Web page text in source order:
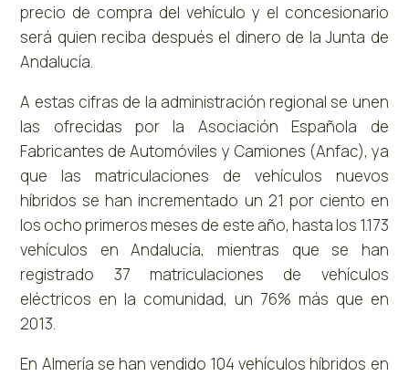
precio de compra del vehículo y el concesionario
será quien reciba después el dinero de la Junta de
Andalucía.
A estas cifras de la administración regional se unen
las ofrecidas por la Asociación Española de
Fabricantes de Automóviles y Camiones (Anfac), ya
que las matriculaciones de vehículos nuevos
híbridos se han incrementado un 21 por ciento en
los ocho primeros meses de este año, hasta los 1.173
vehículos en Andalucía, mientras que se han
registrado 37 matriculaciones de vehículos
eléctricos en la comunidad, un 76% más que en
2013.
En Almería se han vendido 104 vehículos híbridos en